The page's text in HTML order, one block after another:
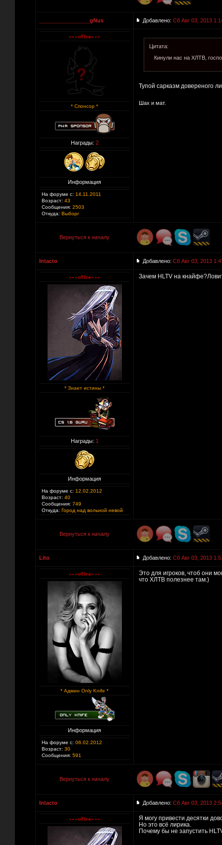
_________________gNus Добавлено: Сб Авг 03, 2013
* Спонсор *
Награды: 2
Информация
На форуме с: 14.11.2011
Возраст: 43
Сообщения: 2503
Откуда: Выборг
Цитата:
Кинули нас на ХЛТВ,
Тупой сарказм довереного
Шах и мат.
Вернуться к началу
Intacto Добавлено: Сб Авг 03, 2013
* Знает истины *
Награды: 1
Информация
На форуме с: 12.02.2012
Возраст: 40
Сообщения: 749
Откуда: Город над вольной невой
Зачем HLTV на
Вернуться к началу
Lito Добавлено: Сб Авг 03, 2013
* Админ Only Knife *
Информация
На форуме с: 06.02.2012
Возраст: 30
Сообщения: 591
Это для игроков, чтоб они
что ХЛТВ полезнее там.)
Вернуться к началу
Intacto Добавлено: Сб Авг 03, 2013
Я могу привести десятки
Но это всё лирика.
Почему бы не запустить